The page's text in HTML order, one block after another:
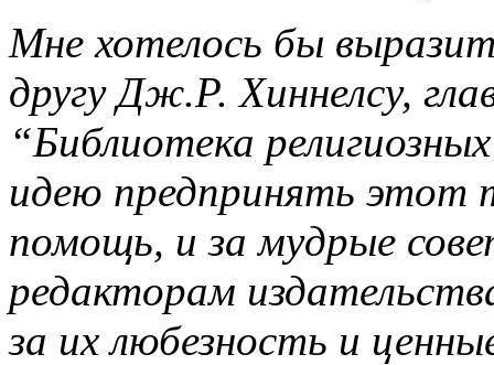
Мне хотелось бы
другу Дж.Р. Хиннелсу,
“Библиотека
идею предпринять этот
помощь, и за мудрые
редакторам
за их любезность и